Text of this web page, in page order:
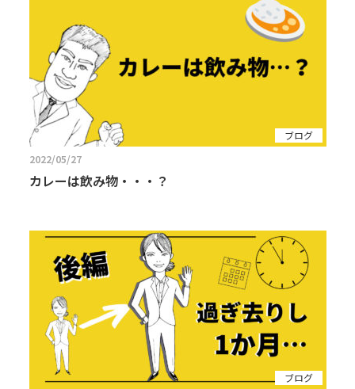
ブログ
2022/05/27
カレーは飲み物・・・？
ブログ